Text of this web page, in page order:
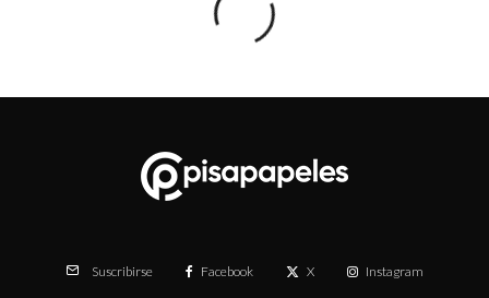
Suscribirse Facebook X Instagram